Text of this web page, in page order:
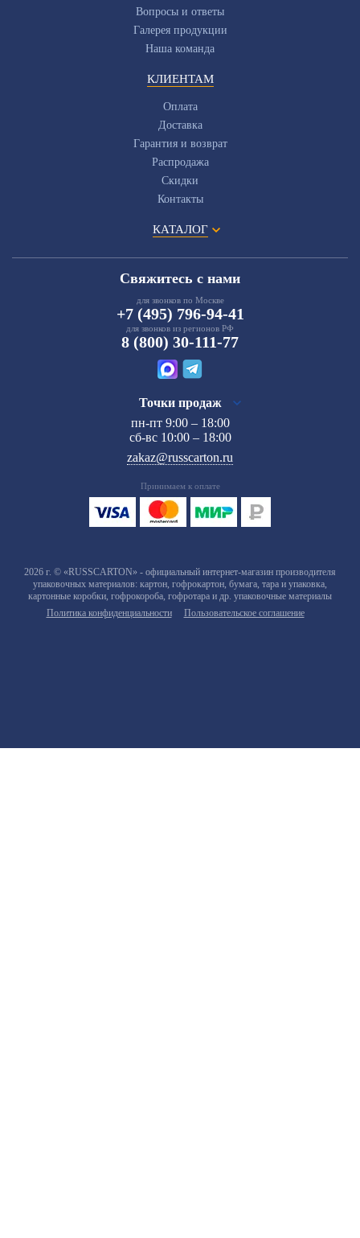
Вопросы и ответы
Галерея продукции
Наша команда
КЛИЕНТАМ
Оплата
Доставка
Гарантия и возврат
Распродажа
Скидки
Контакты
КАТАЛОГ
Свяжитесь с нами
для звонков по Москве
+7 (495) 796-94-41
для звонков из регионов РФ
8 (800) 30-111-77
Точки продаж
пн-пт 9:00 – 18:00
сб-вс 10:00 – 18:00
zakaz@russcarton.ru
Принимаем к оплате
2026 г. © «RUSSCARTON» - официальный интернет-магазин производителя
упаковочных материалов: картон, гофрокартон, бумага, тара и упаковка,
картонные коробки, гофрокороба, гофротара и др. упаковочные материалы
Политика конфиденциальности
Пользовательское соглашение